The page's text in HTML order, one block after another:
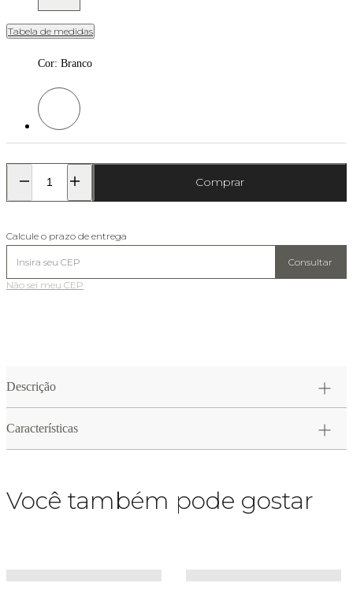
Tabela de medidas
Cor: Branco
Cor: Branco
Comprar
Calcule o prazo de entrega
Consultar
Não sei meu CEP
Descrição
Características
Você também pode gostar